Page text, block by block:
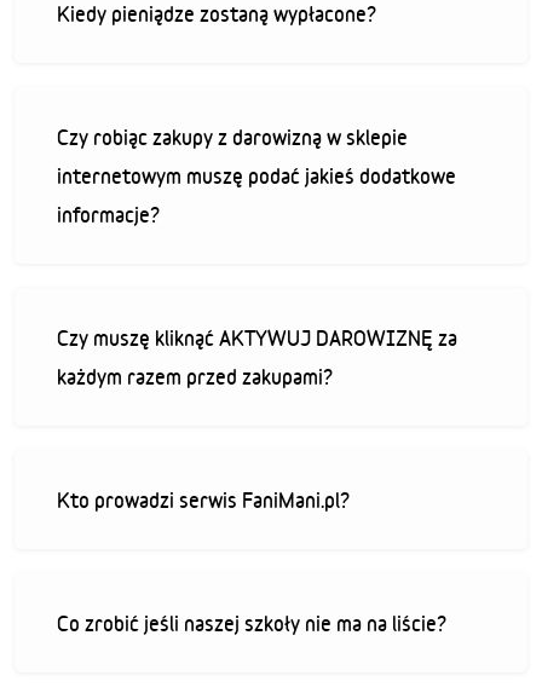
Kiedy pieniądze zostaną wypłacone?
Czy robiąc zakupy z darowizną w sklepie
internetowym muszę podać jakieś dodatkowe
informacje?
Czy muszę kliknąć AKTYWUJ DAROWIZNĘ za
każdym razem przed zakupami?
Kto prowadzi serwis FaniMani.pl?
Co zrobić jeśli naszej szkoły nie ma na liście?